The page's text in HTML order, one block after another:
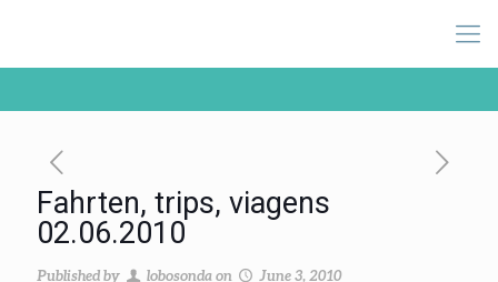
Fahrten, trips, viagens
02.06.2010
Published by lobosonda on June 3, 2010